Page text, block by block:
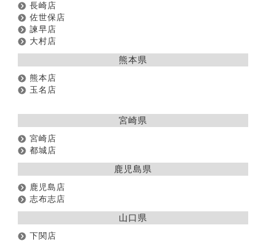
長崎店
佐世保店
諫早店
大村店
熊本県
熊本店
玉名店
宮崎県
宮崎店
都城店
鹿児島県
鹿児島店
志布志店
山口県
下関店